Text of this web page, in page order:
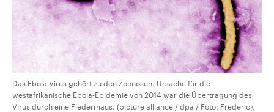
Das Ebola-Virus gehört zu den Zoonosen. Ursache für die
westafrikanische Ebola-Epidemie von 2014 war die Übertragung des
Virus durch eine Fledermaus. (picture alliance / dpa / Foto: Frederick